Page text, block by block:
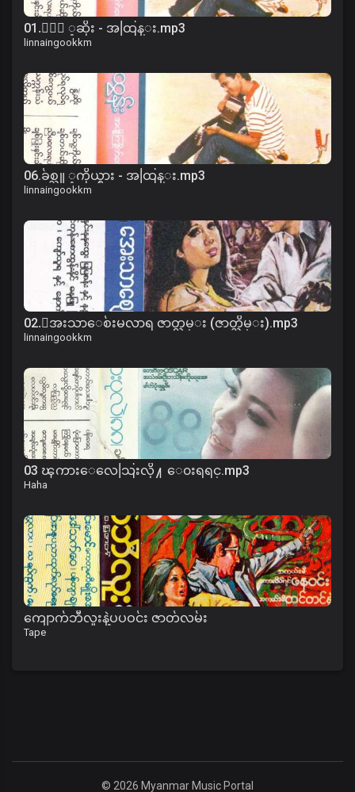
01.ႏြဲ ့ဆိုး - အထြန္း.mp3
linnaingookkm
06.ခ်စ္သူ ့ကိုယ္စား - အထြန္း.mp3
linnaingookkm
02.ေအးသာေစ်းမလာရ ဇာတ္လမ္း (ဇာတ္သိမ္း).mp3
linnaingookkm
03 ၾကားေလေသြးလို႔ ေ၀းရရင္.mp3
Haha
ကျောက်ဘီလူးနဲ့ပပဝင်း ဇာတ်လမ်း
Tape
© 2026 Myanmar Music Portal